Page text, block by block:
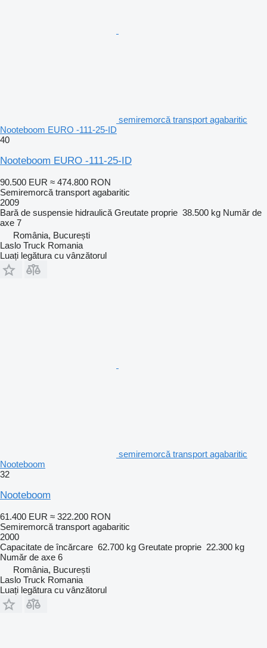
semiremorcă transport agabaritic
Nooteboom EURO -111-25-ID
40
Nooteboom EURO -111-25-ID
90.500 EUR ≈ 474.800 RON
Semiremorcă transport agabaritic
2009
Bară de suspensie hidraulică Greutate proprie 38.500 kg Număr de
axe 7
România, București
Laslo Truck Romania
Luați legătura cu vânzătorul
semiremorcă transport agabaritic
Nooteboom
32
Nooteboom
61.400 EUR ≈ 322.200 RON
Semiremorcă transport agabaritic
2000
Capacitate de încărcare 62.700 kg Greutate proprie 22.300 kg
Număr de axe 6
România, București
Laslo Truck Romania
Luați legătura cu vânzătorul